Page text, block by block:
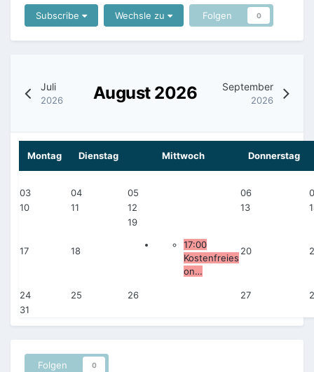
Subscribe Wechsle zu Folgen 0
Juli
2026 August 2026 September
2026
Montag Dienstag Mittwoch Donnerstag
03 04 05 06
10
11 12 13
17 18
19
17:00
Kostenfreies
on…
20
24 25 26 27
31
Folgen 0